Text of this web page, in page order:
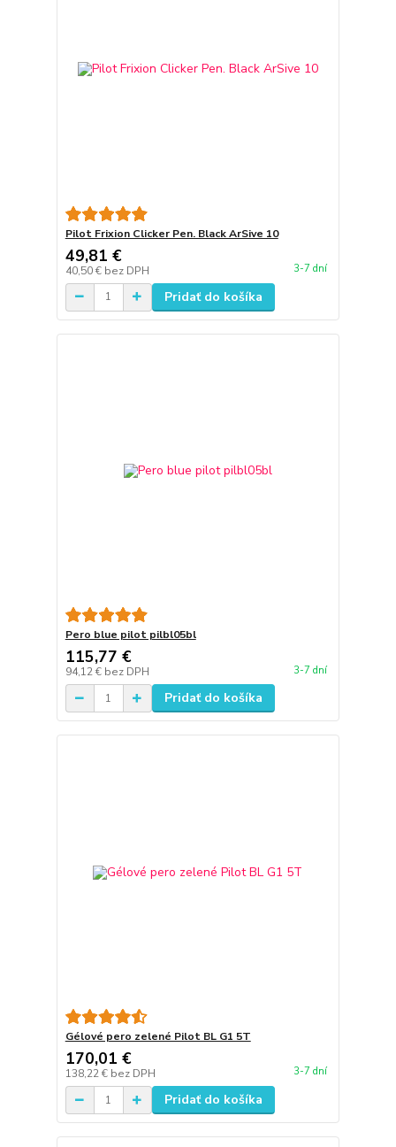
Pilot Frixion Clicker Pen. Black ArSive 10
49,81 €
40,50 € bez DPH 3-7 dní
Pridať do košíka
Pero blue pilot pilbl05bl
115,77 €
94,12 € bez DPH 3-7 dní
Pridať do košíka
Gélové pero zelené Pilot BL G1 5T
170,01 €
138,22 € bez DPH 3-7 dní
Pridať do košíka